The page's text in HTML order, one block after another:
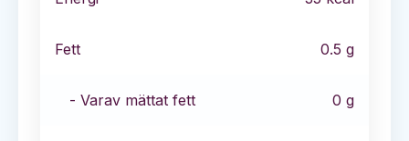
Fett 0.5 g
- Varav mättat fett 0 g